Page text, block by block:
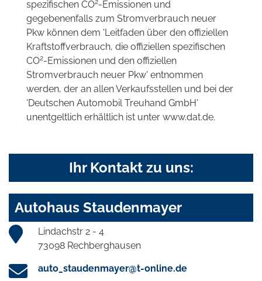
spezifischen CO -Emissionen und
gegebenenfalls zum Stromverbrauch neuer
Pkw können dem 'Leitfaden über den offiziellen
Kraftstoffverbrauch, die offiziellen spezifischen
CO2-Emissionen und den offiziellen
Stromverbrauch neuer Pkw' entnommen
werden, der an allen Verkaufsstellen und bei der
'Deutschen Automobil Treuhand GmbH'
unentgeltlich erhältlich ist unter www.dat.de.
Ihr Kontakt zu uns:
Autohaus Staudenmayer
Lindachstr 2 - 4
73098 Rechberghausen
auto_staudenmayer@t-online.de